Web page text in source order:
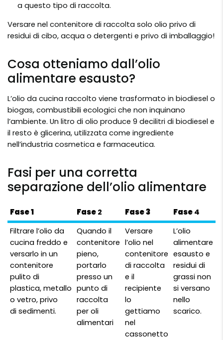
a questo tipo di raccolta.
Versare nel contenitore di raccolta solo olio privo di
residui di cibo, acqua o detergenti e privo di imballaggio!
Cosa otteniamo dall’olio
alimentare esausto?
L’olio da cucina raccolto viene trasformato in biodiesel o
biogas, combustibili ecologici che non inquinano
l’ambiente. Un litro di olio produce 9 decilitri di biodiesel e
il resto è glicerina, utilizzata come ingrediente
nell’industria cosmetica e farmaceutica.
Fasi per una corretta
separazione dell’olio alimentare
Fase 1 Fase 2 Fase 3 Fase 4
Filtrare l’olio da
cucina freddo e
versarlo in un
contenitore
pulito di
plastica, metallo
o vetro, privo
di sedimenti.
Quando il
contenitore
pieno,
portarlo
presso un
punto di
raccolta
per oli
alimentari
Versare
l’olio nel
contenitore
di raccolta
e il
recipiente
lo
gettiamo
nel
cassonetto
L’olio
alimentare
esausto e
residui di
grassi non
si versano
nello
scarico.